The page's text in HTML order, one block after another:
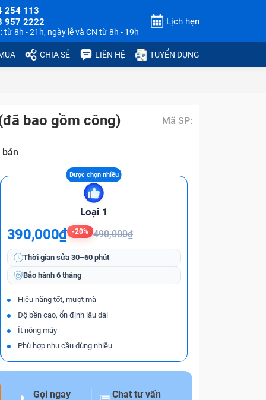
254 113
957 2222
từ 8h - 21h, ngày lễ và CN từ 8h - 19h
Lịch hẹn
CHIA SẺ LIÊN HỆ TUYỂN DỤNG
bao gồm công) Mã SP:
Loại 1
390,000₫ -20% 490,000₫
Thời gian sửa 30–60 phút
Bảo hành 6 tháng
Hiệu năng tốt, mượt mà
Độ bền cao, ổn định lâu dài
Ít nóng máy
Phù hợp nhu cầu dùng nhiều
Gọi ngay
Chat tư vấn